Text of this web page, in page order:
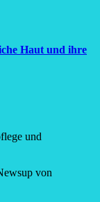
Haut und ihre
und
von